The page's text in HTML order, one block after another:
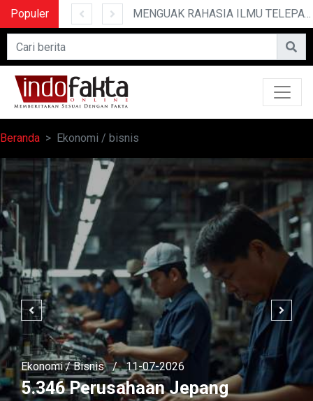
Populer MENGUAK RAHASIA ILMU TELEPATI
Beranda Ekonomi / bisnis
Ekonomi / Bisnis / 11-07-2026
5.346 Perusahaan Jepang